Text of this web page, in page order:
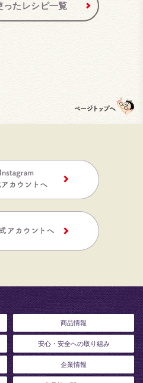
ったレシピ一覧
商品情報
安心・安全への取り組み
企業情報